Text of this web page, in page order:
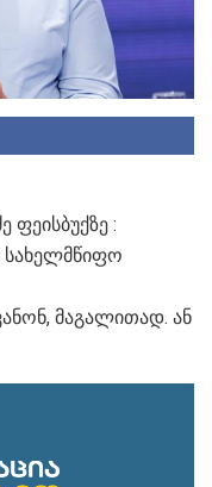
ფეისბუქზე :
მაგალითად. ან